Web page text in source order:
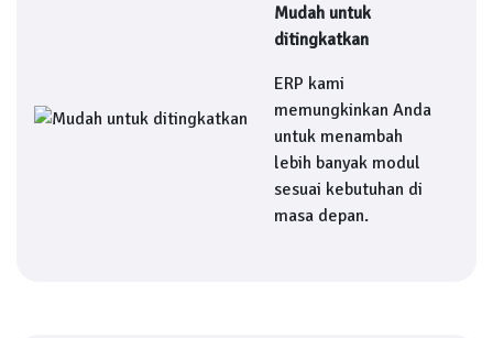
Mudah untuk
ditingkatkan
ERP kami
memungkinkan Anda
untuk menambah
lebih banyak modul
sesuai kebutuhan di
masa depan.